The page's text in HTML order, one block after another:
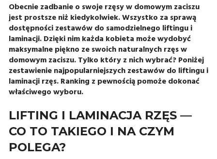
Obecnie zadbanie o swoje rzęsy w domowym zaciszu
jest prostsze niż kiedykolwiek. Wszystko za sprawą
dostępności zestawów do samodzielnego liftingu i
laminacji. Dzięki nim każda kobieta może wydobyć
maksymalne piękno ze swoich naturalnych rzęs w
domowym zaciszu. Tylko który z nich wybrać? Poniżej
zestawienie najpopularniejszych zestawów do liftingu i
laminacji rzęs. Ranking z pewnością pomoże dokonać
właściwego wyboru.
LIFTING I LAMINACJA RZĘS —
CO TO TAKIEGO I NA CZYM
POLEGA?